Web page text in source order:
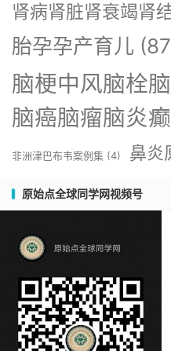
肾病肾脏肾衰竭肾
胎孕孕产育儿
脑梗中风脑栓
脑癌脑瘤脑炎
非洲津巴布韦案例集 (4) 鼻炎
原始点全球同学网视频号